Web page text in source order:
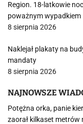
Region. 18-latkowie
poważnym wypadkiem
8 sierpnia 2026
Naklejał plakaty na
mandaty
8 sierpnia 2026
NAJNOWSZE
Potężna orka, panie
zaorał kilkaset metrów